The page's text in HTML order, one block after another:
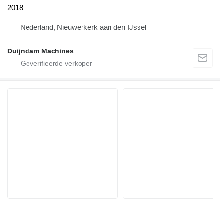
2018
Nederland, Nieuwerkerk aan den IJssel
Duijndam Machines